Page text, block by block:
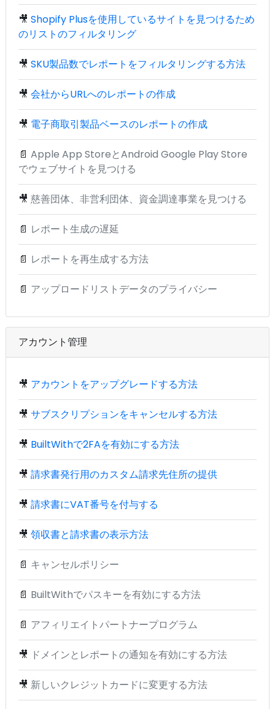
🎥 Shopify Plusを使用しているサイトを見つけるため
のリストのフィルタリング
🎥 SKU製品数でレポートをフィルタリングする方法
🎥 会社からURLへのレポートの作成
🎥 電子商取引製品ベースのレポートの作成
📄 Apple App StoreとAndroid Google Play Store
でウェブサイトを見つける
🎥 慈善団体、非営利団体、資金調達事業を見つける
📄 レポート生成の遅延
📄 レポートを再生成する方法
📄 アップロードリストデータのプライバシー
アカウント管理
🎥 アカウントをアップグレードする方法
🎥 サブスクリプションをキャンセルする方法
🎥 BuiltWithで2FAを有効にする方法
🎥 請求書発行用のカスタム請求先住所の提供
🎥 請求書にVAT番号を付与する
🎥 領収書と請求書の表示方法
📄 キャンセルポリシー
📄 BuiltWithでパスキーを有効にする方法
📄 アフィリエイトパートナープログラム
🎥 ドメインとレポートの通知を有効にする方法
🎥 新しいクレジットカードに変更する方法